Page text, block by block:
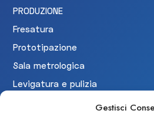
Gestisci
PRODUZIONE
Fresatura
Prototipazione
Sala metrologica
Levigatura e pulizia